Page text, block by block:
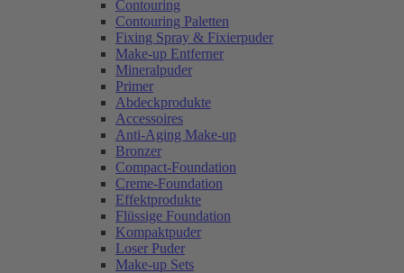
Contouring
Contouring Paletten
Fixing Spray & Fixierpuder
Make-up Entferner
Mineralpuder
Primer
Abdeckprodukte
Accessoires
Anti-Aging Make-up
Bronzer
Compact-Foundation
Creme-Foundation
Effektprodukte
Flüssige Foundation
Kompaktpuder
Loser Puder
Make-up Sets